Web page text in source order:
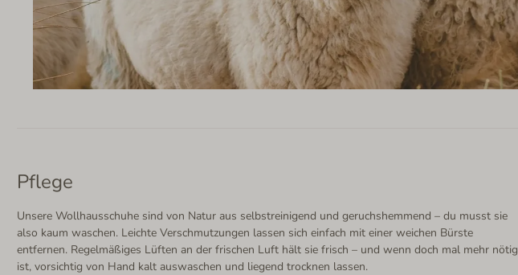
Pflege
Unsere Wollhausschuhe sind von Natur aus selbstreinigend und geruchshemmend – du musst sie
also kaum waschen. Leichte Verschmutzungen lassen sich einfach mit einer weichen Bürste
entfernen. Regelmäßiges Lüften an der frischen Luft hält sie frisch – und wenn doch mal mehr nötig
ist, vorsichtig von Hand kalt auswaschen und liegend trocknen lassen.